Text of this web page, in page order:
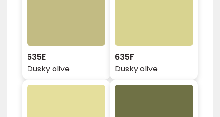
635E
Dusky olive
635F
Dusky olive